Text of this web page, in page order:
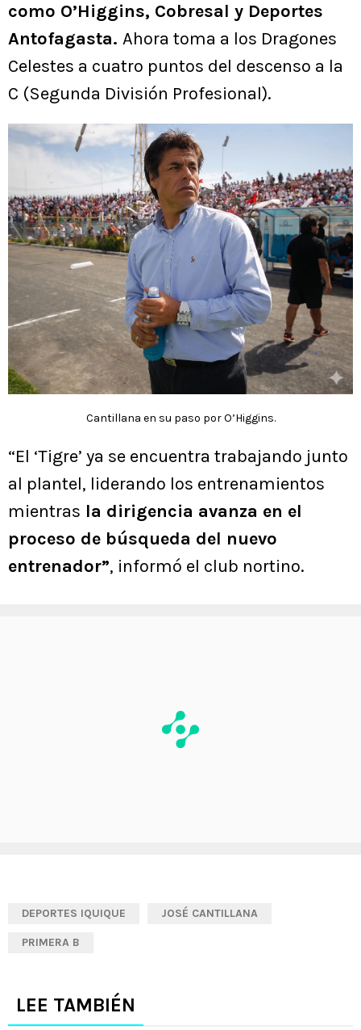
como O’Higgins, Cobresal y Deportes
Antofagasta. Ahora toma a los Dragones
Celestes a cuatro puntos del descenso a la
C (Segunda División Profesional).
Cantillana en su paso por O’Higgins.
“El ‘Tigre’ ya se encuentra trabajando junto
al plantel, liderando los entrenamientos
mientras la dirigencia avanza en el
proceso de búsqueda del nuevo
entrenador”, informó el club nortino.
DEPORTES IQUIQUE JOSÉ CANTILLANA
PRIMERA B
LEE TAMBIÉN